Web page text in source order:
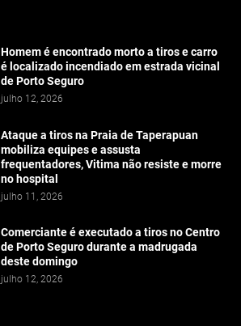
Homem é encontrado morto a tiros e carro
é localizado incendiado em estrada vicinal
de Porto Seguro
julho 12, 2026
Ataque a tiros na Praia de Taperapuan
mobiliza equipes e assusta
frequentadores, Vitima não resiste e morre
no hospital
julho 11, 2026
Comerciante é executado a tiros no Centro
de Porto Seguro durante a madrugada
deste domingo
julho 12, 2026